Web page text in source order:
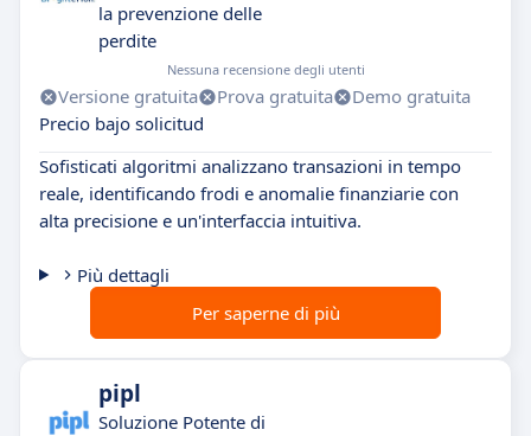
la prevenzione delle
perdite
Nessuna recensione degli utenti
Versione gratuita Prova gratuita
Demo gratuita
Precio bajo solicitud
Sofisticati algoritmi analizzano transazioni in tempo
reale, identificando frodi e anomalie finanziarie con
alta precisione e un'interfaccia intuitiva.
Più dettagli
Per saperne di più
pipl
Soluzione Potente di